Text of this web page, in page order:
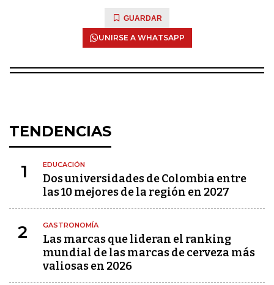
GUARDAR
UNIRSE A WHATSAPP
TENDENCIAS
1 EDUCACIÓN
Dos universidades de Colombia entre
las 10 mejores de la región en 2027
2 GASTRONOMÍA
Las marcas que lideran el ranking
mundial de las marcas de cerveza más
valiosas en 2026